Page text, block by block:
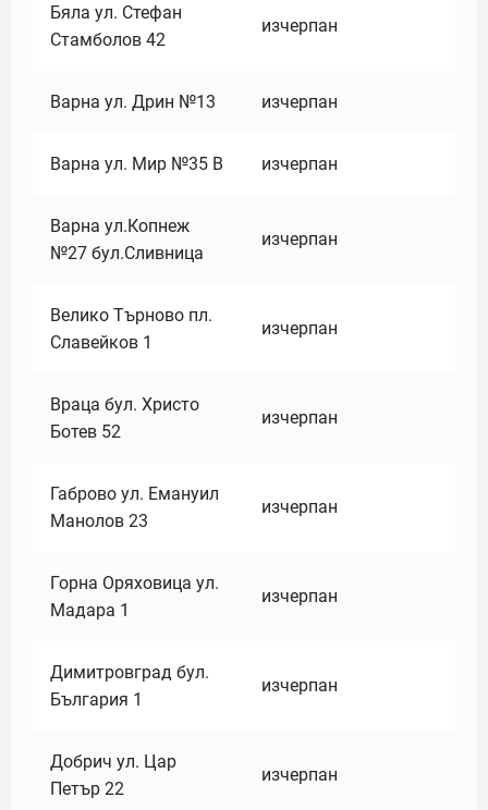
Бяла ул. Стефан
Стамболов 42
изчерпан
Варна ул. Дрин №13 изчерпан
Варна ул. Мир №35 В изчерпан
Варна ул.Копнеж
№27 бул.Сливница
изчерпан
Велико Търново пл.
Славейков 1
изчерпан
Враца бул. Христо
Ботев 52
изчерпан
Габрово ул. Емануил
Манолов 23
изчерпан
Горна Оряховица ул.
Мадара 1
изчерпан
Димитровград бул.
България 1
изчерпан
Добрич ул. Цар
Петър 22
изчерпан